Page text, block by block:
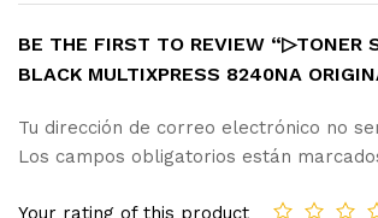
BE THE FIRST TO REVIEW “▷TONER
BLACK MULTIXPRESS 8240NA
Tu dirección de correo electrónico no
Los campos obligatorios están
Your rating of this product